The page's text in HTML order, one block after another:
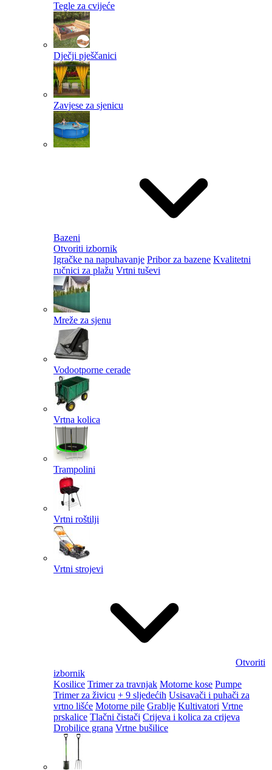
Tegle za cvijeće
Dječji pješčanici
Zavjese za sjenicu
Bazeni
Otvoriti izbornik
Igračke na napuhavanje Pribor za bazene Kvalitetni
ručnici za plažu Vrtni tuševi
Mreže za sjenu
Vodootporne cerade
Vrtna kolica
Trampolini
Vrtni roštilji
Vrtni strojevi
Otvoriti
izbornik
Kosilice Trimer za travnjak Motorne kose Pumpe
Trimer za živicu + 9 sljedećih Usisavači i puhači za
vrtno lišće Motorne pile Grablje Kultivatori Vrtne
prskalice Tlačni čistači Crijeva i kolica za crijeva
Drobilice grana Vrtne bušilice